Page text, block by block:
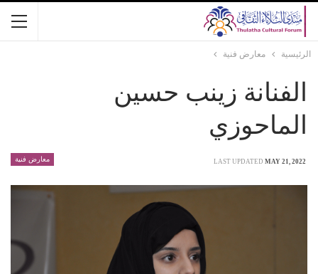
الرئيسية معارض فنية
الفنانة زينب حسين
الماحوزي
معارض فنية LAST UPDATED MAY 21, 2022